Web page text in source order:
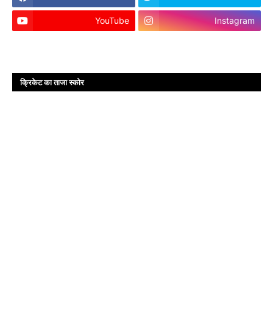
YouTube Instagram
क्रिकेट का ताजा स्कोर